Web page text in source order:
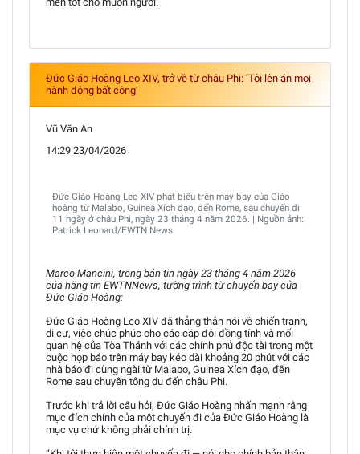
Đức Giáo Hoàng Leo XIV, trở về từ châu Phi: ‘Tôi lên án mọi
hành động bất công’
Vũ Văn An
14:29 23/04/2026
Đức Giáo Hoàng Leo XIV phát biểu trên máy bay của Giáo
hoàng từ Malabo, Guinea Xích đạo, đến Rome, sau chuyến đi
11 ngày ở châu Phi, ngày 23 tháng 4 năm 2026. | Nguồn ảnh:
Patrick Leonard/EWTN News
Marco Mancini, trong bản tin ngày 23 tháng 4 năm 2026
của hãng tin EWTNNews, tường trình từ chuyến bay của
Đức Giáo Hoàng:
Đức Giáo Hoàng Leo XIV đã thẳng thắn nói về chiến tranh,
di cư, việc chúc phúc cho các cặp đôi đồng tính và mối
quan hệ của Tòa Thánh với các chính phủ độc tài trong một
cuộc họp báo trên máy bay kéo dài khoảng 20 phút với các
nhà báo đi cùng ngài từ Malabo, Guinea Xích đạo, đến
Rome sau chuyến tông du đến châu Phi.
Trước khi trả lời câu hỏi, Đức Giáo Hoàng nhấn mạnh rằng
mục đích chính của một chuyến đi của Đức Giáo Hoàng là
mục vụ chứ không phải chính trị.